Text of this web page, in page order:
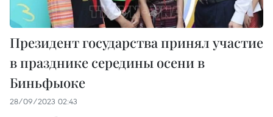
Президент государства принял участие
в празднике середины осени в
Биньфыоке
28/09/2023 02:43